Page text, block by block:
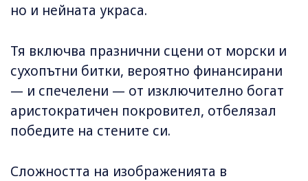
но и нейната украса.
Тя включва празнични сцени от морски и
сухопътни битки, вероятно финансирани
— и спечелени — от изключително богат
аристократичен покровител, отбелязал
победите на стените си.
Сложността на изображенията в